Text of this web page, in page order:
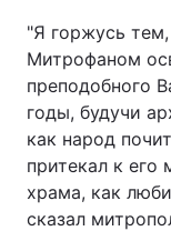
"Я горжусь
Митрофаном
преподобного
годы, будучи
как народ
притекал к его
храма, как
сказал